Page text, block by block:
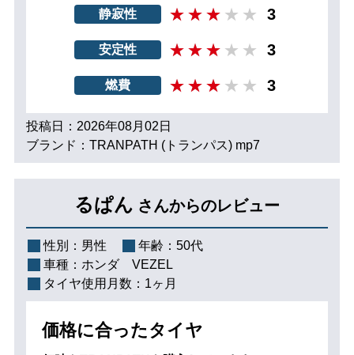
静寂性 3
安定性 3
燃費 3
投稿日：2026年08月02日
ブランド：TRANPATH (トランパス) mp7
るぱん さんからのレビュー
性別： 男性 年齢： 50代
車種： ホンダ VEZEL
タイヤ使用月数： 1ヶ月
価格に合ったタイヤ